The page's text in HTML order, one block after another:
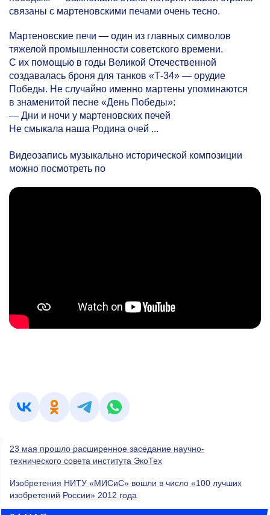
связаны с мартеновскими печами очень тесно.
Мартеновские печи — один из главных символов
тяжелой промышленности советского времени.
С их помощью в годы Великой Отечественной
создавалась броня для танков «Т-34» — орудие
Победы. Не случайно именно мартены упоминаются
в знаменитой песне «День Победы»:
— Дни и ночи у мартеновских печей
Не смыкала наша Родина очей ...
Видеозапись музыкально исторической композиции
можно посмотреть по
23 мая прошло расширенное заседание научно-
технического совета института ЭкоТех
Изобретения НИТУ «МИСиС» вошли в число «100 лучших
изобретений России» 2012 года